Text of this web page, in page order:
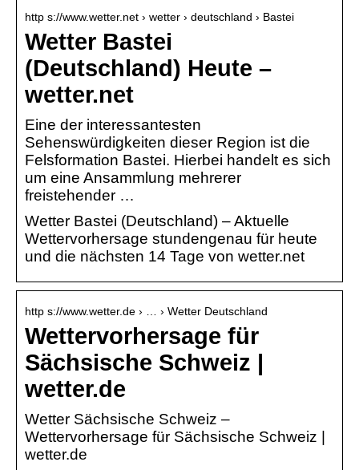
http s://www.wetter.net › wetter › deutschland › Bastei
Wetter Bastei
(Deutschland) Heute –
wetter.net
Eine der interessantesten
Sehenswürdigkeiten dieser Region ist die
Felsformation Bastei. Hierbei handelt es sich
um eine Ansammlung mehrerer
freistehender …
Wetter Bastei (Deutschland) – Aktuelle
Wettervorhersage stundengenau für heute
und die nächsten 14 Tage von wetter.net
http s://www.wetter.de › … › Wetter Deutschland
Wettervorhersage für
Sächsische Schweiz |
wetter.de
Wetter Sächsische Schweiz –
Wettervorhersage für Sächsische Schweiz |
wetter.de